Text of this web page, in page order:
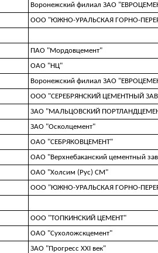
Воронежский филиал ЗАО
ООО "ЮЖНО-УРАЛЬСКАЯ ГОРНО-
ПАО "Мордовцемент"
ОАО "НЦ"
Воронежский филиал ЗАО
ООО "СЕРЕБРЯНСКИЙ ЦЕМЕНТНЫЙ
ЗАО "МАЛЬЦОВСКИЙ
ЗАО "Осколцемент"
ОАО "СЕБРЯКОВЦЕМЕНТ"
ОАО "Верхнебаканский цементный
ОАО "Холсим (Рус) СМ"
ООО "ЮЖНО-УРАЛЬСКАЯ ГОРНО-
ООО "ТОПКИНСКИЙ ЦЕМЕНТ"
ОАО "Сухоложскцемент"
ЗАО "Прогресс XXI век"